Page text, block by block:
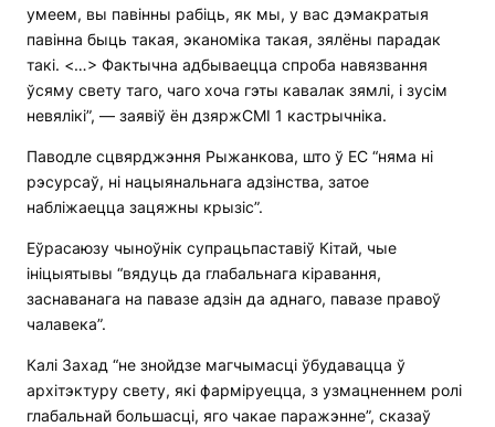
умеем, вы павінны рабіць, як мы, у вас дэмакратыя
павінна быць такая, эканоміка такая, зялёны парадак
такі. <…> Фактычна адбываецца спроба навязвання
ўсяму свету таго, чаго хоча гэты кавалак зямлі, і зусім
невялікі”, — заявіў ён дзяржСМІ 1 кастрычніка.
Паводле сцвярджэння Рыжанкова, што ў ЕС “няма ні
рэсурсаў, ні нацыянальнага адзінства, затое
набліжаецца зацяжны крызіс”.
Еўрасаюзу чыноўнік супрацьпаставіў Кітай, чые
ініцыятывы “вядуць да глабальнага кіравання,
заснаванага на павазе адзін да аднаго, павазе правоў
чалавека”.
Калі Захад “не знойдзе магчымасці ўбудавацца ў
архітэктуру свету, які фарміруецца, з узмацненнем ролі
глабальнай большасці, яго чакае паражэнне”, сказаў